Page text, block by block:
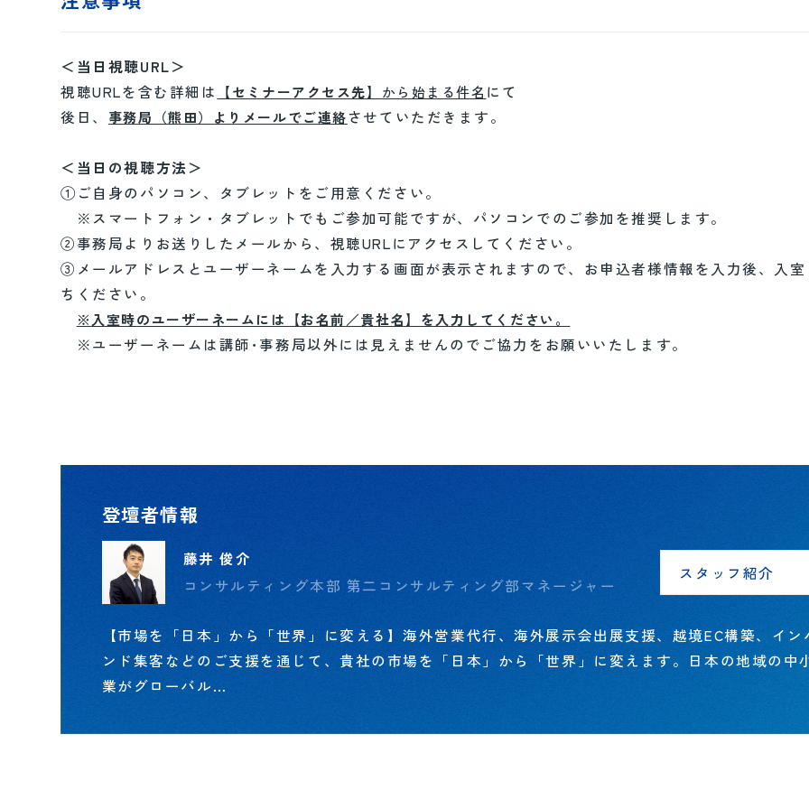
＜当日視聴URL＞
視聴URLを含む詳細は
【セミナーアクセス先】 から始まる件名 にて
後日、 事務局（熊田）よりメールでご連絡させていただきます。
＜当日の視聴方法＞
①ご自身のパソコン、タブレットをご用意ください。
※スマートフォン・タブレットでもご参加可能ですが、パソコンでのご参加を推奨します。
②事務局よりお送りしたメールから、視聴URLにアクセスしてください。
③メールアドレスとユーザーネームを入力する画面が表示されますので、お申込者様情報を入力後、入
ちください。
※入室時のユーザーネームには【お名前／貴社名】を入力してください。
※ユーザーネームは講師･事務局以外には見えませんのでご協力をお願いいたします。
登壇者情報
藤井 俊介
コンサルティング本部 第二コンサルティング部マネージャー
スタッフ紹介
【市場を「日本」から「世界」に変える】海外営業代行、海外展示会出展支援、越境EC構築、イン
ンド集客などのご支援を通じて、貴社の市場を「日本」から「世界」に変えます。日本の地域の中
業がグローバル…